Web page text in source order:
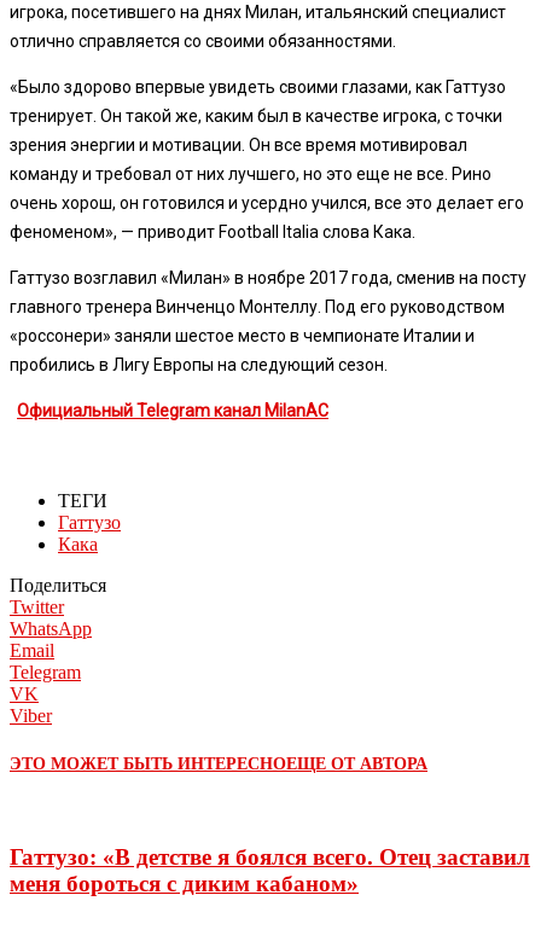
игрока, посетившего на днях Милан, итальянский специалист
отлично справляется со своими обязанностями.
«Было здорово впервые увидеть своими глазами, как Гаттузо
тренирует. Он такой же, каким был в качестве игрока, с точки
зрения энергии и мотивации. Он все время мотивировал
команду и требовал от них лучшего, но это еще не все. Рино
очень хорош, он готовился и усердно учился, все это делает его
феноменом», — приводит Football Italia слова Кака.
Гаттузо возглавил «Милан» в ноябре 2017 года, сменив на посту
главного тренера Винченцо Монтеллу. Под его руководством
«россонери» заняли шестое место в чемпионате Италии и
пробились в Лигу Европы на следующий сезон.
Официальный Telegram канал MilanAC
ТЕГИ
Гаттузо
Кака
Поделиться
Twitter
WhatsApp
Email
Telegram
VK
Viber
ЭТО МОЖЕТ БЫТЬ ИНТЕРЕСНОЕЩЕ ОТ АВТОРА
Гаттузо: «В детстве я боялся всего. Отец заставил
меня бороться с диким кабаном»